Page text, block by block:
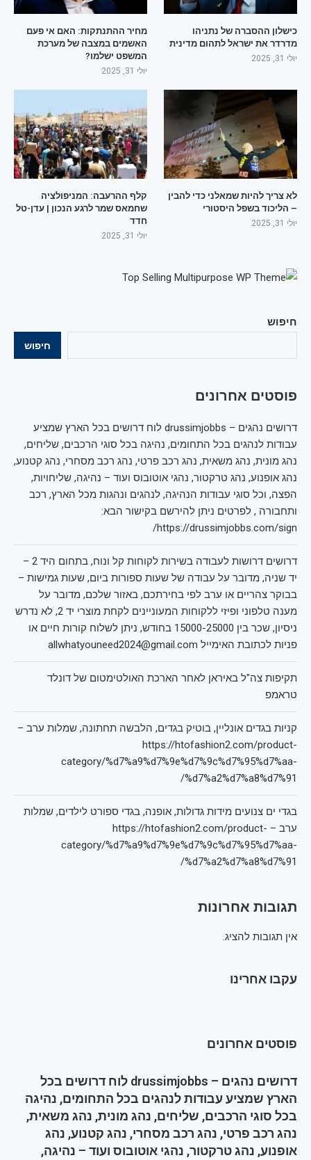
חיפוש
חיפוש
פוסטים אחרונים
דרושים נהגים – drussimjobbs לוח דרושים בכל הארץ שמציע
עבודות לנהגים בכל התחומים, נהיגה בכל סוגי הרכבים, שליחים,
נהג מונית, נהג משאית, נהג רכב פרטי, נהג רכב מסחרי, נהג קטנוע,
נהג אופנוע, נהג טרקטור, נהגי אוטובוס ועוד – נהיגה, שליחויות,
הפצה, וכל סוגי עבודות הנהיגה, לנהגים ונהגות מכל הארץ, רכב
ותחבורה , לפרטים ניתן להירשם בקישור הבא:
https://drussimjobbs.com/sign/
דרושים דרושות לעבודה בשירות לקוחות קל ונוח, בתחום היד 2 –
יד שניה, מדובר על עבודה של שעות ספורות ביום, שעות גמישות –
בבוקר צהריים או ערב לפי בחירתכם, באזור שלכם, מדובר על
מענה טלפוני ופיזי ללקוחות המעוניינים לקחת מוצרי יד 2, לא נדרש
ניסיון, שכר בין 15000-25000 בחודש, ניתן לשלוח קורות חיים או
פניות לכתובת האימייל allwhatyouneed2024@gmail.com
תקיפות צה"ל באיראן לאחר הארכת האולטימטום של דונלד
טראמפ
קניות בגדים אונליין, בוטיק בגדים, הלבשה תחתונה, שמלות ערב –
https://htofashion2.com/product-
category/%d7%a9%d7%9e%d7%9c%d7%95%d7%aa-
%d7%a2%d7%a8%d7%91/
בגדי ים צנועים מידות גדולות, אופנה, בגדי ספורט לילדים, שמלות
ערב – https://htofashion2.com/product-
category/%d7%a9%d7%9e%d7%9c%d7%95%d7%aa-
%d7%a2%d7%a8%d7%91/
תגובות אחרונות
אין תגובות להציג.
עקבו אחרינו
פוסטים אחרונים
דרושים נהגים – drussimjobbs לוח דרושים בכל
הארץ שמציע עבודות לנהגים בכל התחומים, נהיגה
בכל סוגי הרכבים, שליחים, נהג מונית, נהג משאית,
נהג רכב פרטי, נהג רכב מסחרי, נהג קטנוע, נהג
אופנוע, נהג טרקטור, נהגי אוטובוס ועוד – נהיגה,
כישלון ההסברה של נתניהו
מדרדר את ישראל לתהום מדינית
יולי 31, 2025
מחיר ההתנתקות: האם אי פעם
האשמים במצבה של מערכת
המשפט ישלמו?
יולי 31, 2025
לא צריך להיות שמאלני כדי להבין
– הליכוד בשפל היסטורי
יולי 31, 2025
קלף ההרעבה: המניפולציה
שחמאס שמר לרגע הנכון | עדן-טל
חדד
יולי 31, 2025